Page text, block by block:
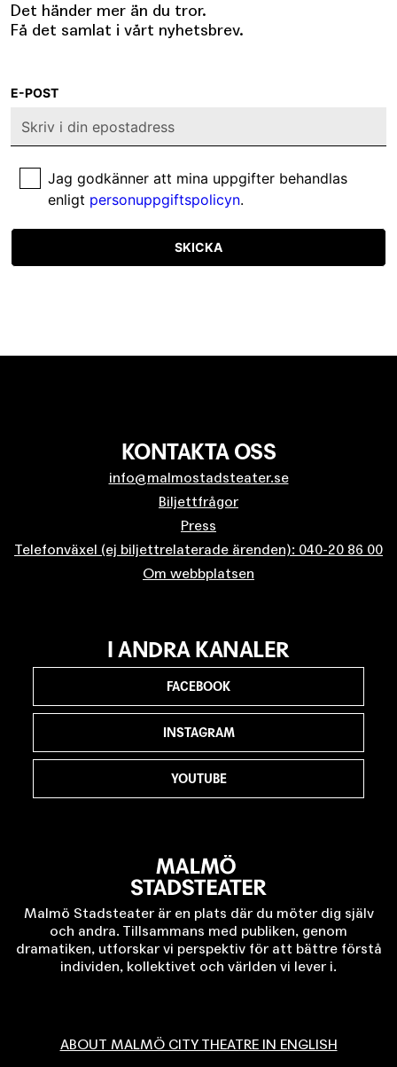
Det händer mer än du tror.
Få det samlat i vårt nyhetsbrev.
E-POST
Jag godkänner att mina uppgifter behandlas
enligt personuppgiftspolicyn.
SKICKA
KONTAKTA OSS
info@malmostadsteater.se
Biljettfrågor
Press
Telefonväxel (ej biljettrelaterade ärenden): 040-20 86 00
Om webbplatsen
Malmö Stadsteater är en plats där du möter dig själv
och andra. Tillsammans med publiken, genom
dramatiken, utforskar vi perspektiv för att bättre förstå
individen, kollektivet och världen vi lever i.
ABOUT MALMÖ CITY THEATRE IN ENGLISH
I ANDRA KANALER
FACEBOOK
INSTAGRAM
YOUTUBE